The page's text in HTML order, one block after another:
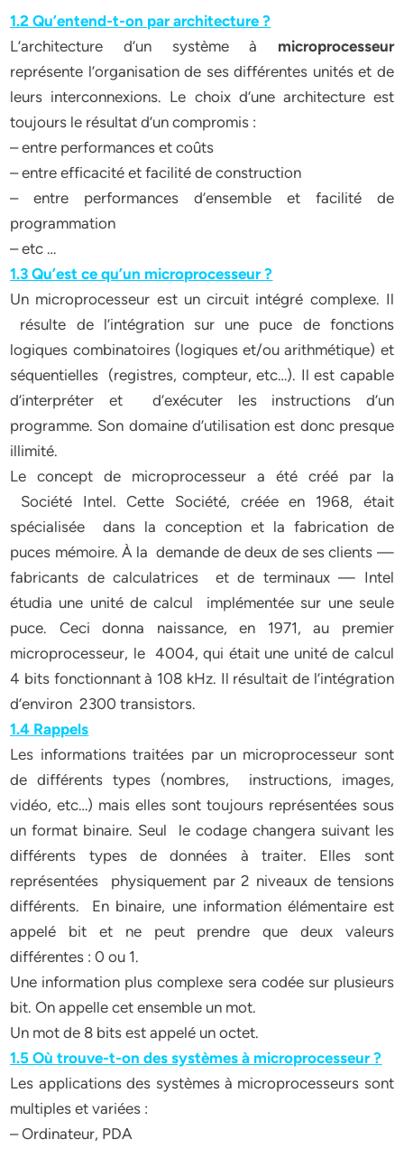
1.2 Qu’entend-t-on par architecture ?
L’architecture d’un système à microprocesseur
représente l’organisation de ses différentes unités et de
leurs interconnexions. Le choix d’une architecture est
toujours le résultat d’un compromis :
– entre performances et coûts
– entre efficacité et facilité de construction
– entre performances d’ensemble et facilité de
programmation
– etc …
1.3 Qu’est ce qu’un microprocesseur ?
Un microprocesseur est un circuit intégré complexe. Il
résulte de l’intégration sur une puce de fonctions
logiques combinatoires (logiques et/ou arithmétique) et
séquentielles (registres, compteur, etc…). Il est capable
d’interpréter et d’exécuter les instructions d’un
programme. Son domaine d’utilisation est donc presque
illimité.
Le concept de microprocesseur a été créé par la
Société Intel. Cette Société, créée en 1968, était
spécialisée dans la conception et la fabrication de
puces mémoire. À la demande de deux de ses clients —
fabricants de calculatrices et de terminaux — Intel
étudia une unité de calcul implémentée sur une seule
puce. Ceci donna naissance, en 1971, au premier
microprocesseur, le 4004, qui était une unité de calcul
4 bits fonctionnant à 108 kHz. Il résultait de l’intégration
d’environ 2300 transistors.
1.4 Rappels
Les informations traitées par un microprocesseur sont
de différents types (nombres, instructions, images,
vidéo, etc…) mais elles sont toujours représentées sous
un format binaire. Seul le codage changera suivant les
différents types de données à traiter. Elles sont
représentées physiquement par 2 niveaux de tensions
différents. En binaire, une information élémentaire est
appelé bit et ne peut prendre que deux valeurs
différentes : 0 ou 1.
Une information plus complexe sera codée sur plusieurs
bit. On appelle cet ensemble un mot.
Un mot de 8 bits est appelé un octet.
1.5 Où trouve-t-on des systèmes à microprocesseur ?
Les applications des systèmes à microprocesseurs sont
multiples et variées :
– Ordinateur, PDA